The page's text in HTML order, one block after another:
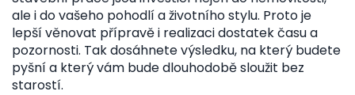
ale i do vašeho pohodlí a životního stylu. Proto je
lepší věnovat přípravě i realizaci dostatek času a
pozornosti. Tak dosáhnete výsledku, na který budete
pyšní a který vám bude dlouhodobě sloužit bez
starostí.